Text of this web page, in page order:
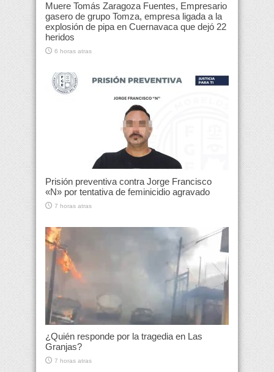
Muere Tomás Zaragoza Fuentes, Empresario
gasero de grupo Tomza, empresa ligada a la
explosión de pipa en Cuernavaca que dejó 22
heridos
6 horas atras
Prisión preventiva contra Jorge Francisco
«N» por tentativa de feminicidio agravado
7 horas atras
¿Quién responde por la tragedia en Las
Granjas?
7 horas atras